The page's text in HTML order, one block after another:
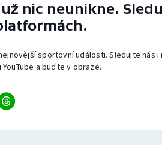
nic neunikne.
sportovní události. Sledujte nás i
a buďte v obraze.